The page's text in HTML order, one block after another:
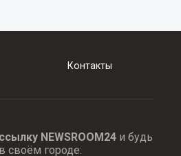
Контакты
NEWSROOM24и будь
своём городе: